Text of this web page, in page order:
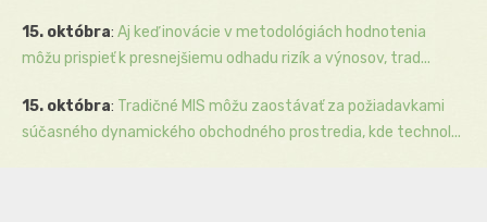
15. októbra: Aj keď inovácie v metodológiách hodnotenia
môžu prispieť k presnejšiemu odhadu rizík a výnosov, trad...
15. októbra: Tradičné MIS môžu zaostávať za požiadavkami
súčasného dynamického obchodného prostredia, kde technol...